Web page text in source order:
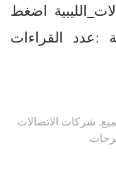
اضغط
:عدد القراءات
, شركات الاتصالات